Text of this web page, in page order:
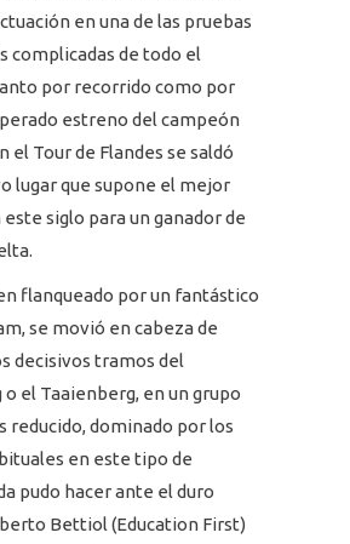
en una de las pruebas
complicadas de todo el
por recorrido como por
estreno del campeón
el Tour de Flandes se saldó
lugar que supone el mejor
siglo para un ganador de
flanqueado por un fantástico
se movió en cabeza de
decisivos tramos del
el Taaienberg, en un grupo
reducido, dominado por los
en este tipo de
pudo hacer ante el duro
Bettiol (Education First)